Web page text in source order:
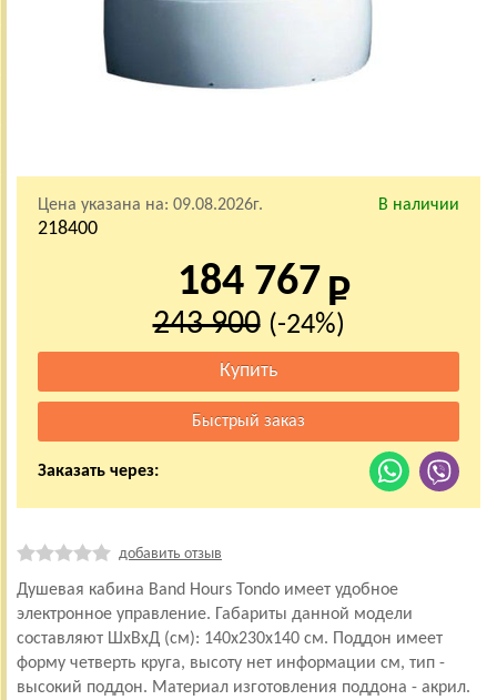
Цена указана на: 09.08.2026г. В наличии
218400
184 767
243 900 (-24%)
Заказать через:
добавить отзыв
Душевая кабина Band Hours Tondo имеет удобное
электронное управление. Габариты данной модели
составляют ШхВхД (см): 140x230x140 см. Поддон имеет
форму четверть круга, высоту нет информации см, тип -
высокий поддон. Материал изготовления поддона - акрил.